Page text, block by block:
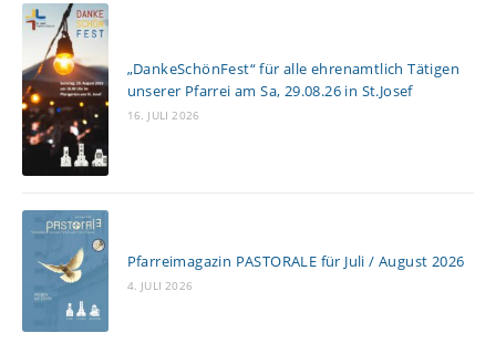
„DankeSchönFest“ für alle ehrenamtlich Tätigen
unserer Pfarrei am Sa, 29.08.26 in St.Josef
16. JULI 2026
Pfarreimagazin PASTORALE für Juli / August 2026
4. JULI 2026